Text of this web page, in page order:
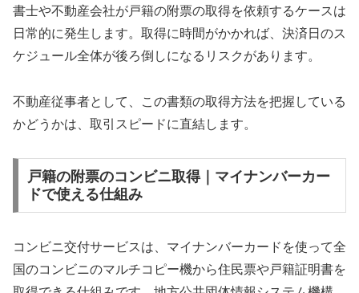
書士や不動産会社が戸籍の附票の取得を依頼するケースは
日常的に発生します。取得に時間がかかれば、決済日のス
ケジュール全体が後ろ倒しになるリスクがあります。
不動産従事者として、この書類の取得方法を把握している
かどうかは、取引スピードに直結します。
戸籍の附票のコンビニ取得｜マイナンバーカー
ドで使える仕組み
コンビニ交付サービスは、マイナンバーカードを使って全
国のコンビニのマルチコピー機から住民票や戸籍証明書を